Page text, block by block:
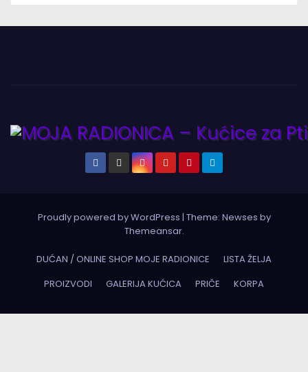
Proudly powered by WordPress | Theme: Newses by
Themeansar.
DUĆAN / ONLINE SHOP MOJE RADIONICE
LISTA ŽELJA
PROIZVODI
GALERIJA KUĆICA PRIČE KORPA